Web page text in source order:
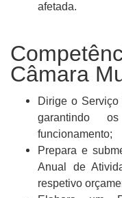
afetada.
Câmara
Dirige o
garantindo
funcionamento;
Prepara e
Anual de
respetivo